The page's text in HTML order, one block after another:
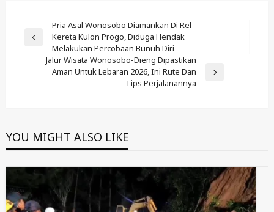
Navigation
Previous
Pria Asal Wonosobo Diamankan Di Rel
Kereta Kulon Progo, Diduga Hendak
Melakukan Percobaan Bunuh Diri
Next
Jalur Wisata Wonosobo-Dieng Dipastikan
Aman Untuk Lebaran 2026, Ini Rute Dan
Tips Perjalanannya
YOU MIGHT ALSO LIKE